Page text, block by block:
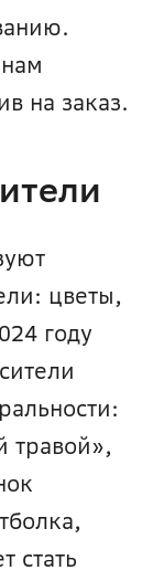
на заказ.
цветы,
году
травой»,
стать